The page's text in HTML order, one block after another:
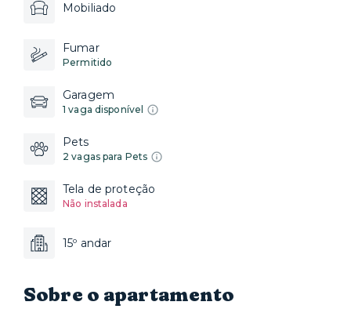
Mobiliado
Fumar
Permitido
Garagem
1 vaga disponível
Pets
2 vagas para Pets
Tela de proteção
Não instalada
15º andar
Sobre o apartamento